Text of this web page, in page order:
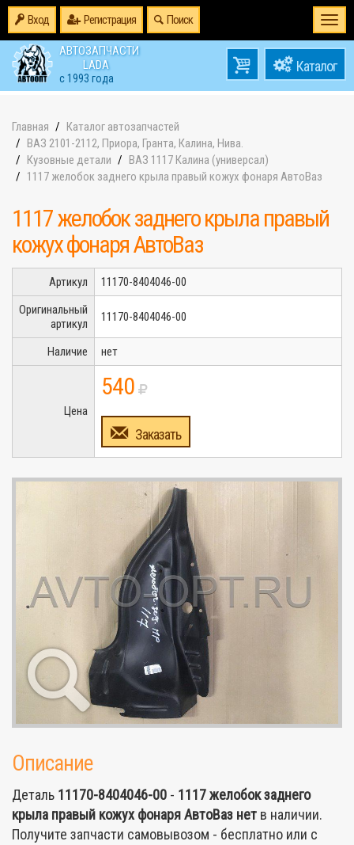
Вход Регистрация Поиск
АВТОЗАПЧАСТИ
LADA
с 1993 года
товаров0
на0
Главная
Каталог автозапчастей
ВАЗ 2101-2112, Приора, Гранта, Калина, Нива.
Кузовные детали
ВАЗ 1117 Калина (универсал)
1117 желобок заднего крыла правый кожух фонаря АвтоВаз
1117 желобок заднего крыла правый
кожух фонаря АвтоВаз
Артикул
11170-8404046-00
Оригинальный
артикул
11170-8404046-00
Наличие нет
Цена
540
Заказать
Описание
Деталь 11170-8404046-00 - 1117 желобок заднего
крыла правый кожух фонаря АвтоВаз нет в наличии.
Получите запчасти самовывозом - бесплатно или с